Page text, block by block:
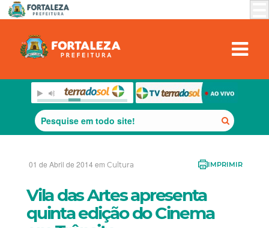
01 de Abril de 2014 em Cultura IMPRIMIR
Vila das Artes apresenta
quinta edição do Cinema